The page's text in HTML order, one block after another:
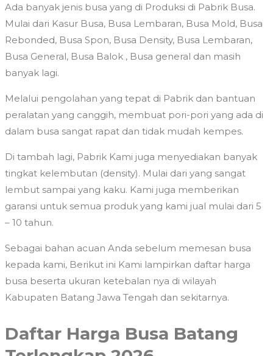
Ada banyak jenis busa yang di Produksi di Pabrik Busa.
Mulai dari Kasur Busa, Busa Lembaran, Busa Mold, Busa
Rebonded, Busa Spon, Busa Density, Busa Lembaran,
Busa General, Busa Balok , Busa general dan masih
banyak lagi.
Melalui pengolahan yang tepat di Pabrik dan bantuan
peralatan yang canggih, membuat pori-pori yang ada di
dalam busa sangat rapat dan tidak mudah kempes.
Di tambah lagi, Pabrik Kami juga menyediakan banyak
tingkat kelembutan (density). Mulai dari yang sangat
lembut sampai yang kaku. Kami juga memberikan
garansi untuk semua produk yang kami jual mulai dari 5
– 10 tahun.
Sebagai bahan acuan Anda sebelum memesan busa
kepada kami, Berikut ini Kami lampirkan daftar harga
busa beserta ukuran ketebalan nya di wilayah
Kabupaten Batang Jawa Tengah dan sekitarnya.
Daftar Harga Busa Batang